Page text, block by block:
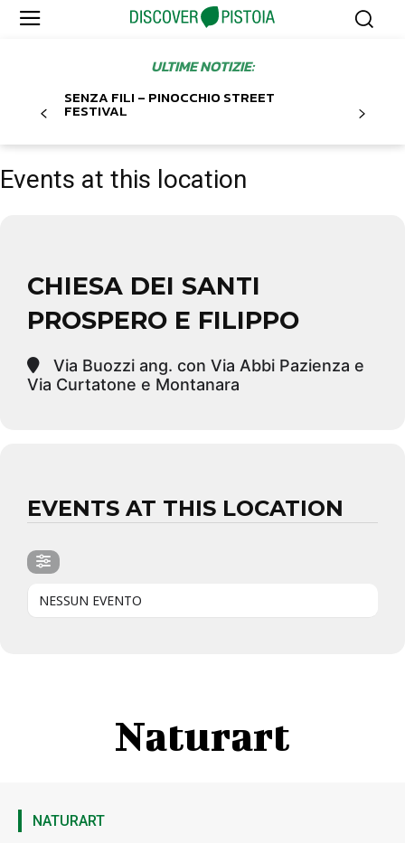
ULTIME NOTIZIE:
SENZA FILI – PINOCCHIO STREET
FESTIVAL
Events at this location
CHIESA DEI SANTI
PROSPERO E FILIPPO
Via Buozzi ang. con Via Abbi Pazienza e
Via Curtatone e Montanara
EVENTS AT THIS LOCATION
NESSUN EVENTO
Naturart
NATURART